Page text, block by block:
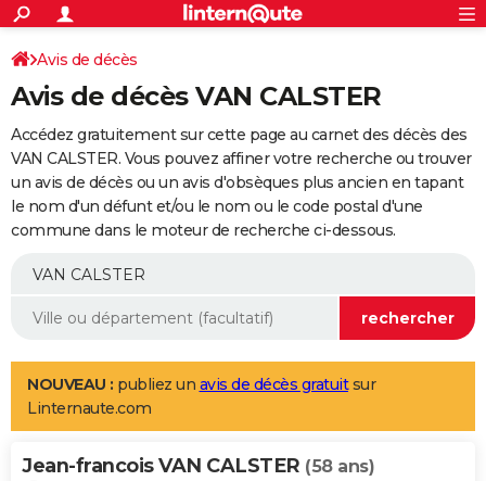
ACTUALITÉS
Politique
Société
Faits Divers
Education
Monde
Villes
+
SPORT
Coupe du monde 2026
Football
Tennis
Cyclisme
Rugby
Forum
Programme TV
TNT
Streaming
Cinéma
Sorties cinéma
Musique
+
FINANCE
Impôts
Immobilier
Risques naturels par ville
Banque
Assurance
Crédit
AUTO
Essais
Réserver un essai
Citadines
Berlines
SUV
Forum auto
+
Mobiles
Meilleur smartphone
Internet
Ordinateurs
Jeux vidéo
Guide high-tech
Aménagement intérieur
LIFESTYLE
Art de vivre
Bien-être
Loisirs
Mode
Modes de vie
Alimentation
Guide de la santé
Maladies
Médicaments
Sommeil
VOYAGE
Avis de décès
Avis de décès VAN CALSTER
Accédez gratuitement sur cette page au carnet des décès des
VAN CALSTER. Vous pouvez affiner votre recherche ou trouver
un avis de décès ou un avis d'obsèques plus ancien en tapant
le nom d'un défunt et/ou le nom ou le code postal d'une
commune dans le moteur de recherche ci-dessous.
NOUVEAU : publiez un avis de décès gratuitsur
Linternaute.com
Jean-francois VAN CALSTER (58 ans)